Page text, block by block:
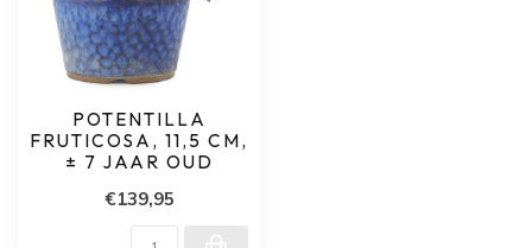
POTENTILLA
FRUTICOSA, 11,5 CM,
± 7 JAAR OUD
€139,95